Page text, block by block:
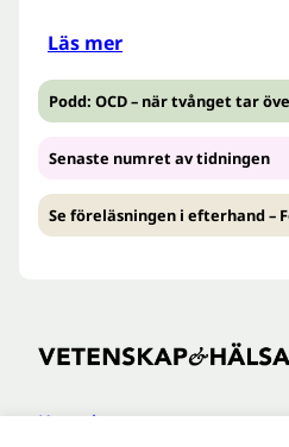
Läs mer
Podd: OCD – när tvånget tar
Senaste numret av tidningen
Se föreläsningen i efterhand –
Kontakt